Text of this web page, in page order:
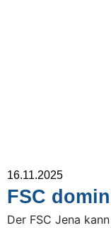
16.11.2025
FSC
Der FSC Jena